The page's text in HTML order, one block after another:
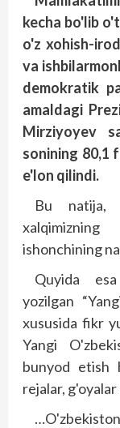
kecha bo'lib
o'z xohish-
va
demokratik
amaldagi
Mirziyoyev
sonining 80,1
e'lon qilindi.
Bu natija,
ishonchining
Quyida
yozilgan
xususida fikr
Yangi
bunyod etish
rejalar,